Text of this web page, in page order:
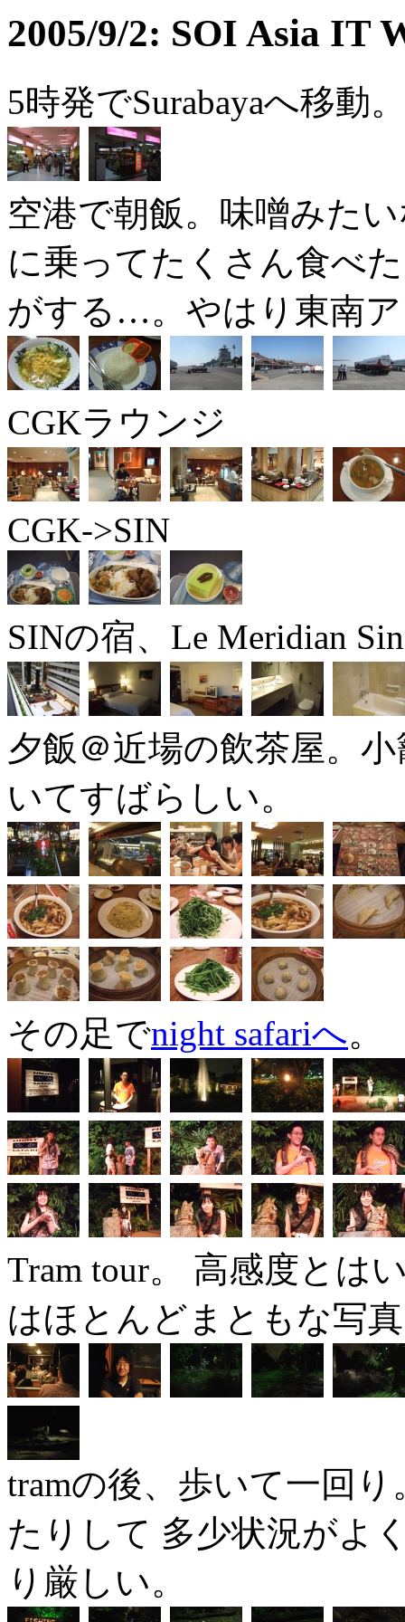
2005/9/2: SOI Asia IT
5時発でSurabayaへ移動。
空港で朝飯。味噌みた
に乗ってたくさん食べ
がする…。やはり東南
CGKラウンジ
CGK->SIN
SINの宿、Le Meridian
夕飯＠近場の飲茶屋。
いてすばらしい。
その足でnight safariへ。
Tram tour。 高感度とは
はほとんどまともな写
tramの後、歩いて一回
たりして 多少状況がよ
り厳しい。